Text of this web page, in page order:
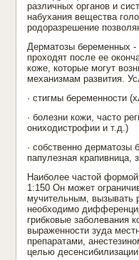
различных органов и
набухания вещества
родоразрешение
Дерматозы беременных -
проходят после ее
коже, которые могут
механизмам развития.
· стигмы беременности
· болезни кожи, часто
ониходистрофии и т.д.)
· собственно дерматозы
папулезная крапивница,
Наиболее частой
1:150 Он может
мучительным, вызывать
необходимо
грибковые заболевания
выраженности зуда
препаратами,
целью